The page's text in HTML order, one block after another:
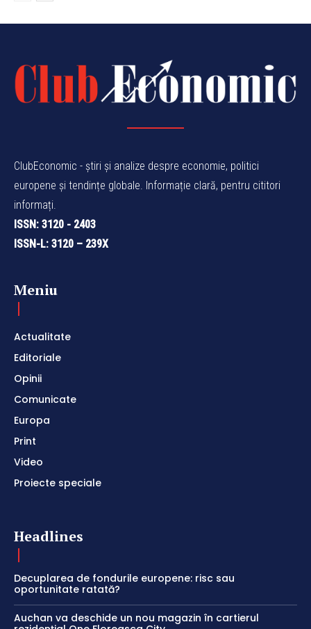
ClubEconomic - știri și analize despre economie, politici
europene și tendințe globale. Informație clară, pentru cititori
informați.
ISSN: 3120 - 2403
ISSN-L: 3120 – 239X
Meniu
Actualitate
Editoriale
Opinii
Comunicate
Europa
Print
Video
Proiecte speciale
Headlines
Decuplarea de fondurile europene: risc sau
oportunitate ratată?
Auchan va deschide un nou magazin în cartierul